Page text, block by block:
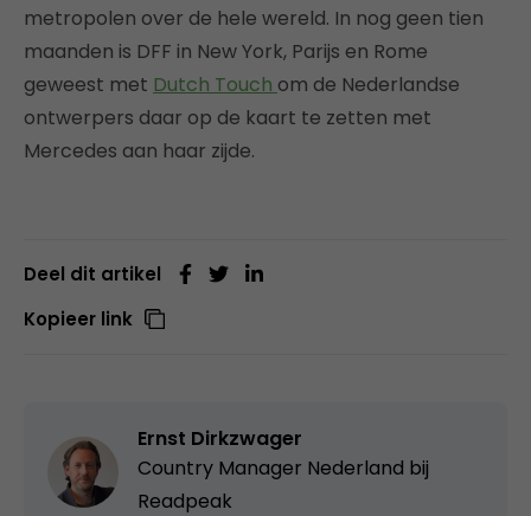
metropolen over de hele wereld. In nog geen tien
maanden is DFF in New York, Parijs en Rome
geweest met Dutch Touch om de Nederlandse
ontwerpers daar op de kaart te zetten met
Mercedes aan haar zijde.
Deel dit artikel
Kopieer link
Ernst Dirkzwager
Country Manager Nederland bij
Readpeak